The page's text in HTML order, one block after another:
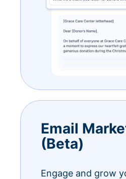
Email
(Beta)
Engage and grow